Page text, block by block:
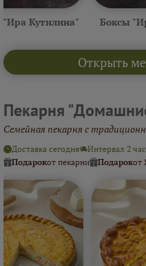
Открыть
"Ира Кутилина" Боксы
Пекарня
Семейная пекарня с
Доставка сегодня Интервал 2
Подарокот пекарни Подарокот